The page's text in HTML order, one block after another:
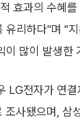
효과의 수혜
유리하다"며 "
이 많이 발생한
LG전자가 연
사됐으며,